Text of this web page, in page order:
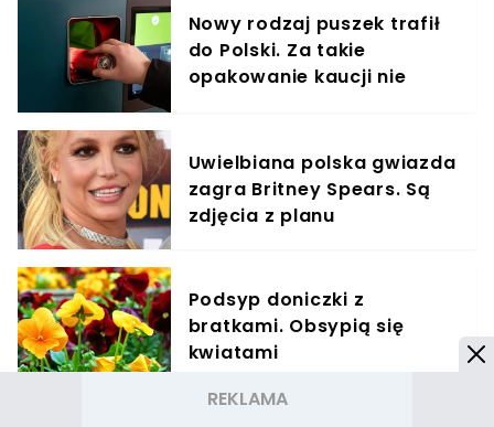
Nowy rodzaj puszek trafił
do Polski. Za takie
opakowanie kaucji nie
Uwielbiana polska gwiazda
zagra Britney Spears. Są
zdjęcia z planu
Podsyp doniczki z
bratkami. Obsypią się
kwiatami